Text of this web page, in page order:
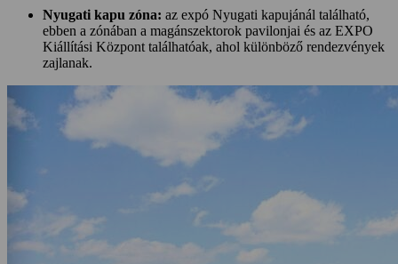
Nyugati kapu zóna: az expó Nyugati kapujánál található,
ebben a zónában a magánszektorok pavilonjai és az EXPO
Kiállítási Központ találhatóak, ahol különböző rendezvények
zajlanak.